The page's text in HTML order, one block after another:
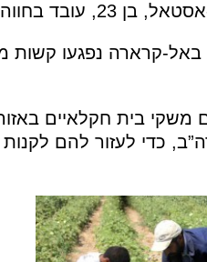
שבבעלות מוסא אל-אסטאל.
באל-קרארה נפגעו קשות
ארה”ב, כדי לעזור להם